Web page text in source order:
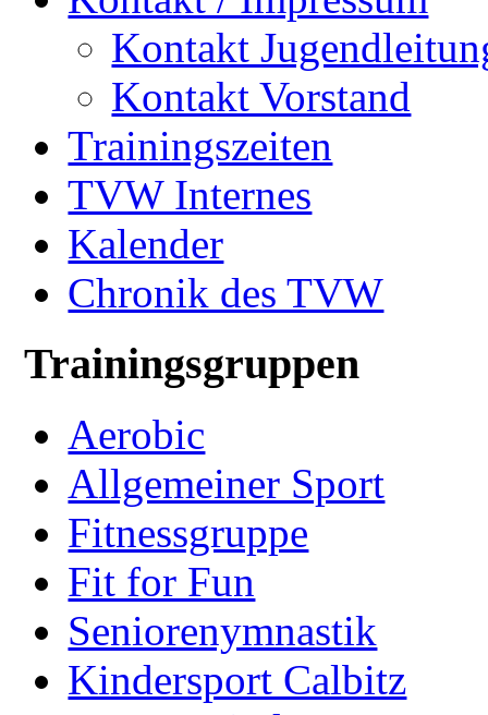
Kontakt
Kontakt Vorstand
Trainingszeiten
TVW Internes
Kalender
Chronik des TVW
Trainingsgruppen
Aerobic
Allgemeiner Sport
Fitnessgruppe
Fit for Fun
Seniorenymnastik
Kindersport Calbitz